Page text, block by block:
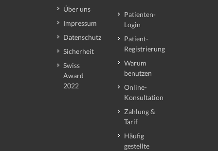
Über uns
Impressum
Datenschutz
Sicherheit
Swiss
Award
2022
Patienten-
Login
Patient-
Registrierung
Warum
benutzen
Online-
Konsultation
Zahlung &
Tarif
Häufig
gestellte